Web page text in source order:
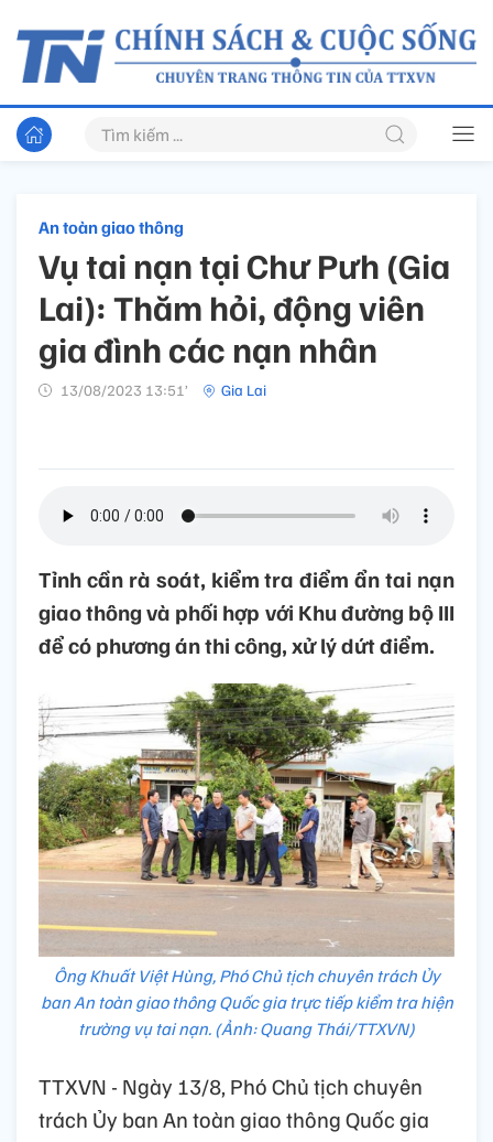
An toàn giao thông
Vụ tai nạn tại Chư Pưh (Gia
Lai): Thăm hỏi, động viên
gia đình các nạn nhân
13/08/2023 13:51’ Gia Lai
Tỉnh cần rà soát, kiểm tra điểm ẩn tai nạn
giao thông và phối hợp với Khu đường bộ III
để có phương án thi công, xử lý dứt điểm.
Ông Khuất Việt Hùng, Phó Chủ tịch chuyên trách Ủy
ban An toàn giao thông Quốc gia trực tiếp kiểm tra hiện
trường vụ tai nạn. (Ảnh: Quang Thái/TTXVN)
TTXVN - Ngày 13/8, Phó Chủ tịch chuyên
trách Ủy ban An toàn giao thông Quốc gia